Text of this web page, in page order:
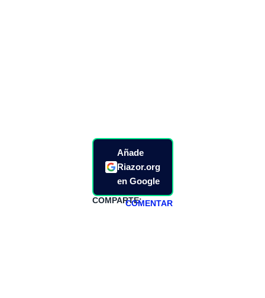
Añade
Riazor.org
en Google
COMPARTE:COMENTAR